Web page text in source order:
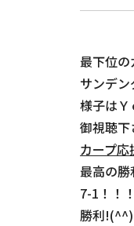
最下位の
サンデ
様子は
御視聴下
カープ応
最高の勝
7-1！！！
勝利